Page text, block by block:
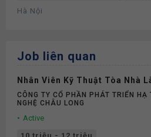
Hà Nội
Job liên quan
Nhân Viên Kỹ Thuật Tòa Nhà
CÔNG TY CỔ PHẦN PHÁT TRIỂN
NGHỆ CHÂU LONG
Active